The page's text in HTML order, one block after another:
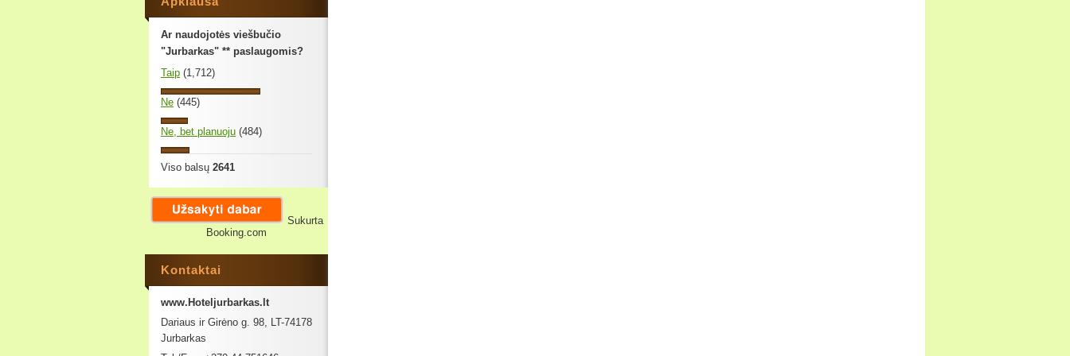
Ar naudojotės viešbučio
"Jurbarkas" ** paslaugomis?
Taip (1,712)
Ne (445)
Ne, bet planuoju (484)
Viso balsų 2641
Sukurta
Booking.com
Kontaktai
www.Hoteljurbarkas.lt
Dariaus ir Girėno g. 98, LT-74178
Jurbarkas